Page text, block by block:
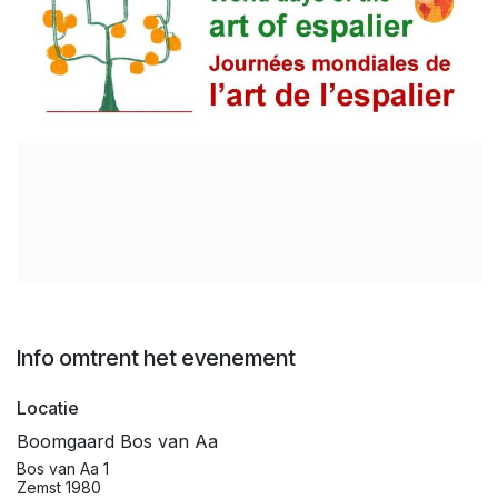
Info omtrent het evenement
Locatie
Boomgaard Bos van Aa
Bos van Aa 1
Zemst 1980